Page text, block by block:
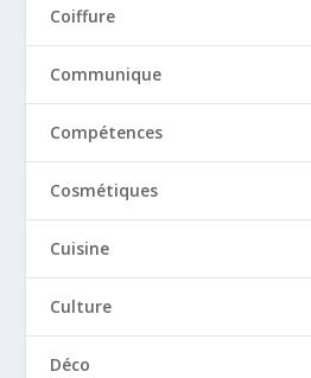
Coiffure
Communique
Compétences
Cosmétiques
Cuisine
Culture
Déco